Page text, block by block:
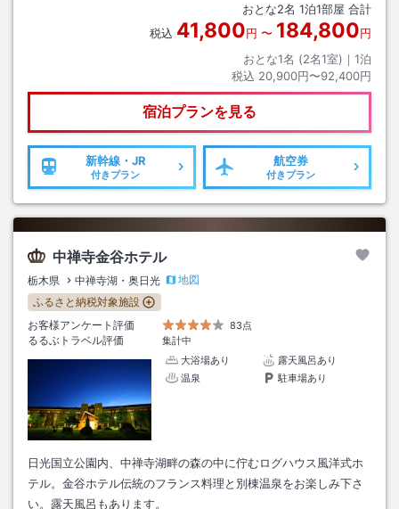
おとな2名 1泊1部屋 合計
税込 41,800円 〜 184,800円
おとな1名 (2名1室)｜ 1泊
税込 20,900円〜92,400円
宿泊プランを見る
新幹線・JR
付きプラン
航空券
付きプラン
中禅寺金谷ホテル
栃木県 中禅寺湖・奥日光
地図
ふるさと納税対象施設
お客様アンケート評価
83点
るるぶトラベル評価
集計中
大浴場あり
露天風呂あり
温泉
駐車場あり
日光国立公園内、中禅寺湖畔の森の中に佇むログハウス風洋式ホ
テル。金谷ホテル伝統のフランス料理と別棟温泉をお楽しみ下さ
い。露天風呂もあります。